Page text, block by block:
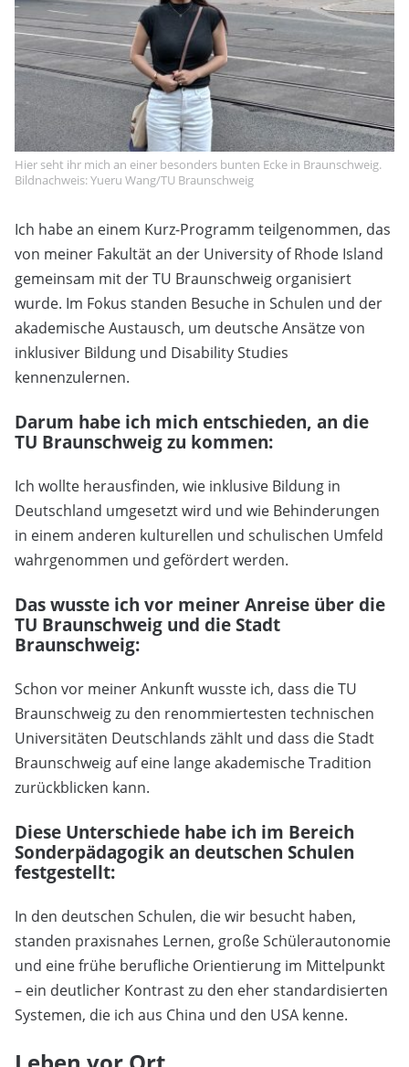
Hier seht ihr mich an einer besonders bunten Ecke in Braunschweig.
Bildnachweis: Yueru Wang/TU Braunschweig
Ich habe an einem Kurz-Programm teilgenommen, das
von meiner Fakultät an der University of Rhode Island
gemeinsam mit der TU Braunschweig organisiert
wurde. Im Fokus standen Besuche in Schulen und der
akademische Austausch, um deutsche Ansätze von
inklusiver Bildung und Disability Studies
kennenzulernen.
Darum habe ich mich entschieden, an die
TU Braunschweig zu kommen:
Ich wollte herausfinden, wie inklusive Bildung in
Deutschland umgesetzt wird und wie Behinderungen
in einem anderen kulturellen und schulischen Umfeld
wahrgenommen und gefördert werden.
Das wusste ich vor meiner Anreise über die
TU Braunschweig und die Stadt
Braunschweig:
Schon vor meiner Ankunft wusste ich, dass die TU
Braunschweig zu den renommiertesten technischen
Universitäten Deutschlands zählt und dass die Stadt
Braunschweig auf eine lange akademische Tradition
zurückblicken kann.
Diese Unterschiede habe ich im Bereich
Sonderpädagogik an deutschen Schulen
festgestellt:
In den deutschen Schulen, die wir besucht haben,
standen praxisnahes Lernen, große Schülerautonomie
und eine frühe berufliche Orientierung im Mittelpunkt
– ein deutlicher Kontrast zu den eher standardisierten
Systemen, die ich aus China und den USA kenne.